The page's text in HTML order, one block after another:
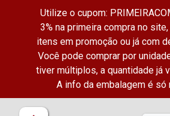
Utilize o cupom:
3% na primeira compra no
itens em promoção ou já com
Você pode comprar por
tiver múltiplos, a quantidade já
A info da embalagem é só